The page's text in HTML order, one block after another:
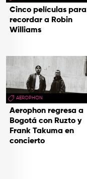
Cinco películas para
recordar a Robin
Williams
AEROPHON
Aerophon regresa a
Bogotá con Ruzto y
Frank Takuma en
concierto